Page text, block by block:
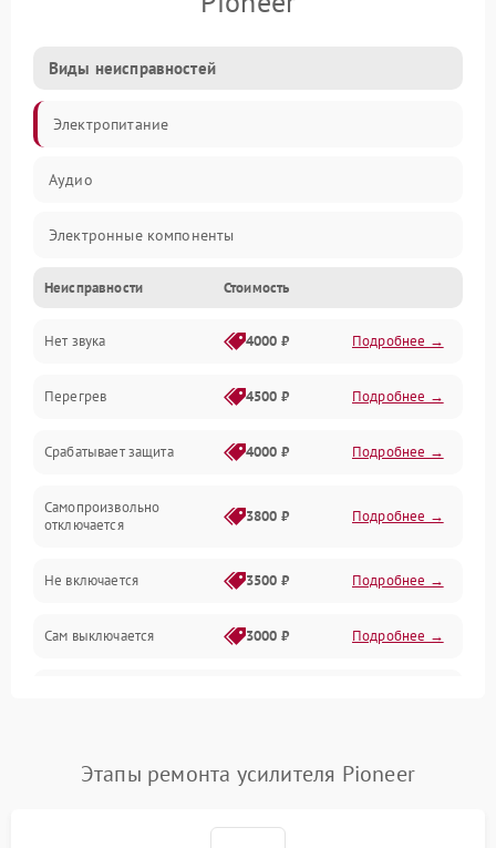
Виды неисправностей
Электропитание
Аудио
Электронные компоненты
Управление
Корпус/Герметичность
Неисправности Стоимость
Нет звука 4000 ₽ Подробнее →
Перегрев 4500 ₽ Подробнее →
Срабатывает защита 4000 ₽ Подробнее →
Самопроизвольно
отключается
3800 ₽ Подробнее →
Не включается 3500 ₽ Подробнее →
Сам выключается 3000 ₽ Подробнее →
Этапы ремонта усилителя Pioneer